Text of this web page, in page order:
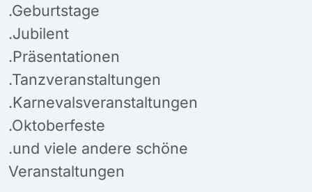
.Geburtstage
.Jubilent
.Präsentationen
.Tanzveranstaltungen
.Karnevalsveranstaltungen
.Oktoberfeste
.und viele andere schöne
Veranstaltungen